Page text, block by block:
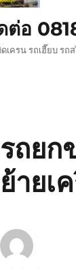
ต่อ
เครน รถเฮี๊ยบ ร
รถยก
ย้ายเ